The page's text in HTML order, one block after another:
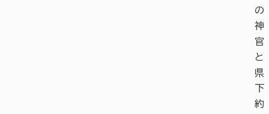
の
神
官
と
県
下
約